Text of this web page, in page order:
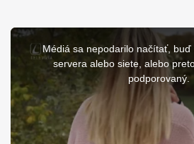
This
is
window.
Médiá sa nepodarilo načítať, buď
servera alebo siete, alebo
podporovaný.